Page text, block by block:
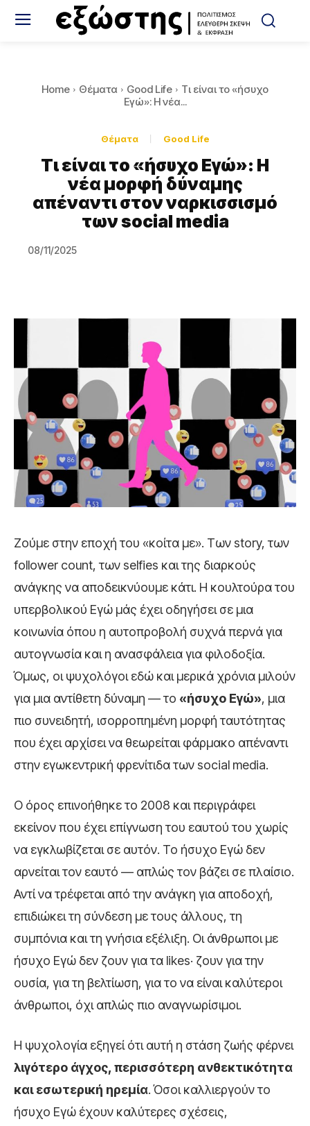
Home Θέματα Good Life
Τι είναι το «ήσυχο
Εγώ»: Η νέα...
Θέματα Good Life
Τι είναι το «ήσυχο Εγώ»: Η
νέα μορφή δύναμης
απέναντι στον ναρκισσισμό
των social media
08/11/2025
Ζούμε στην εποχή του «κοίτα με». Των story, των
follower count, των selfies και της διαρκούς
ανάγκης να αποδεικνύουμε κάτι. Η κουλτούρα του
υπερβολικού Εγώ μάς έχει οδηγήσει σε μια
κοινωνία όπου η αυτοπροβολή συχνά περνά για
αυτογνωσία και η ανασφάλεια για φιλοδοξία.
Όμως, οι ψυχολόγοι εδώ και μερικά χρόνια μιλούν
για μια αντίθετη δύναμη — το «ήσυχο Εγώ», μια
πιο συνειδητή, ισορροπημένη μορφή ταυτότητας
που έχει αρχίσει να θεωρείται φάρμακο απέναντι
στην εγωκεντρική φρενίτιδα των social media.
Ο όρος επινοήθηκε το 2008 και περιγράφει
εκείνον που έχει επίγνωση του εαυτού του χωρίς
να εγκλωβίζεται σε αυτόν. Το ήσυχο Εγώ δεν
αρνείται τον εαυτό — απλώς τον βάζει σε πλαίσιο.
Αντί να τρέφεται από την ανάγκη για αποδοχή,
επιδιώκει τη σύνδεση με τους άλλους, τη
συμπόνια και τη γνήσια εξέλιξη. Οι άνθρωποι με
ήσυχο Εγώ δεν ζουν για τα likes· ζουν για την
ουσία, για τη βελτίωση, για το να είναι καλύτεροι
άνθρωποι, όχι απλώς πιο αναγνωρίσιμοι.
Η ψυχολογία εξηγεί ότι αυτή η στάση ζωής φέρνει
λιγότερο άγχος, περισσότερη ανθεκτικότητα
και εσωτερική ηρεμία. Όσοι καλλιεργούν το
ήσυχο Εγώ έχουν καλύτερες σχέσεις,